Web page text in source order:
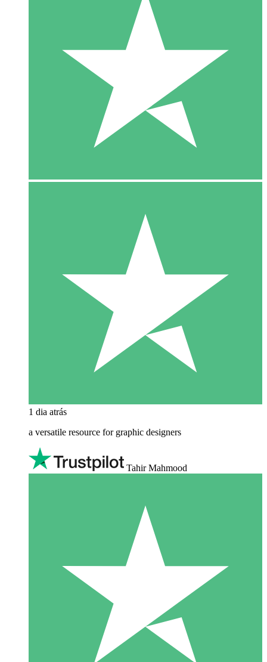
1 dia atrás
a versatile resource for graphic designers
Tahir Mahmood